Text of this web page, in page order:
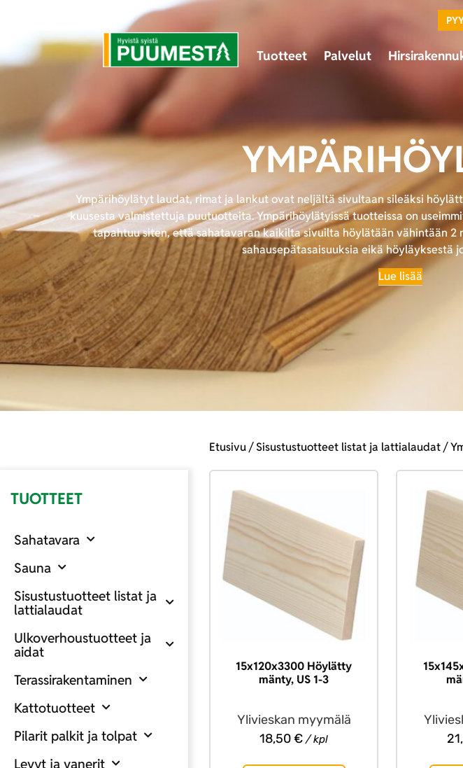
Tuotteet Palvelut
Ympärihöylätyt laudat, rimat ja lankut ovat neljältä sivultaan sileäksi
kuusesta valmistettuja puutuotteita. Ympärihöylätyissä tuotteissa on
tapahtuu siten, että sahatavaran kaikilta sivuilta höylätään vähintään 2
sahausepätasaisuuksia eikä höyläyksestä
Lue lisää
Etusivu/Sisustustuotteet listat ja lattialaudat/
TUOTTEET
Sahatavara
Sauna
Sisustustuotteet listat ja
lattialaudat
Ulkoverhoustuotteet ja
aidat
Terassirakentaminen
Kattotuotteet
Pilarit palkit ja tolpat
Levyt ja vanerit
15x120x3300 Höylätty
mänty, US 1-3
Ylivieskan myymälä
18,50€ / kpl